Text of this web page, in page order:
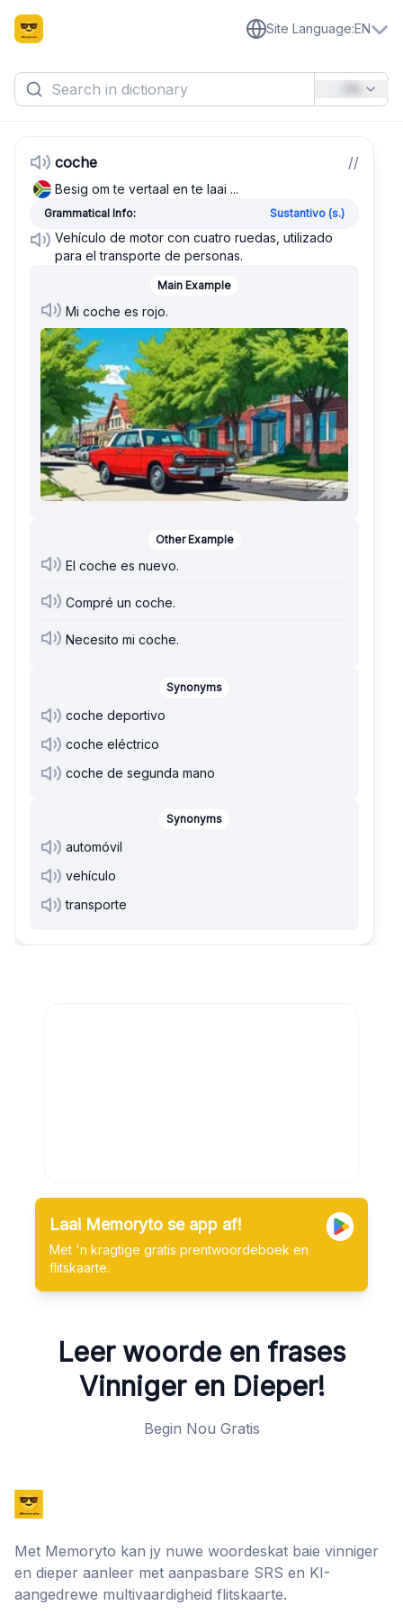
Site Language:EN
coche //
Besig om te vertaal en te laai ...
Grammatical Info: Sustantivo (s.)
Vehículo de motor con cuatro ruedas, utilizado
para el transporte de personas.
Main Example
Mi coche es rojo.
Other Example
El coche es nuevo.
Compré un coche.
Necesito mi coche.
Synonyms
coche deportivo
coche eléctrico
coche de segunda mano
Synonyms
automóvil
vehículo
transporte
Laai Memoryto se app af!
Met 'n kragtige gratis prentwoordeboek en
flitskaarte.
Leer woorde en frases
Vinniger en Dieper!
Begin Nou Gratis
Met Memoryto kan jy nuwe woordeskat baie vinniger
en dieper aanleer met aanpasbare SRS en KI-
aangedrewe multivaardigheid flitskaarte.